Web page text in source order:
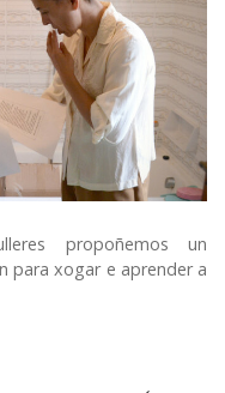
propoñemos un
para xogar e aprender a